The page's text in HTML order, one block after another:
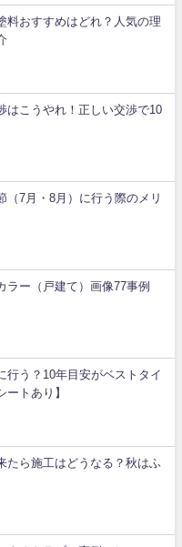
料おすすめはどれ？人気の理
はこうやれ！正しい交渉で10
（7月・8月）に行う際のメリ
ラー（戸建て）画像77事例
行う？10年目安がベストタイ
ートあり】
たら施工はどうなる？秋はふ